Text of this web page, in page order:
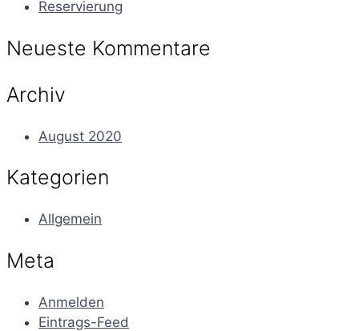
Reservierung
Neueste Kommentare
Archiv
August 2020
Kategorien
Allgemein
Meta
Anmelden
Eintrags-Feed